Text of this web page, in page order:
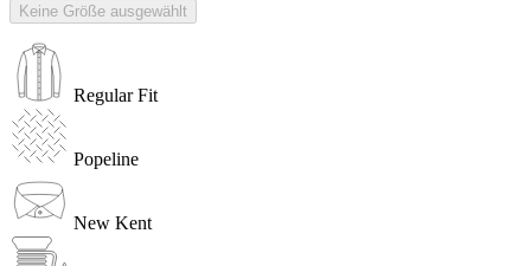
Keine Größe ausgewählt
Regular Fit
Popeline
New Kent